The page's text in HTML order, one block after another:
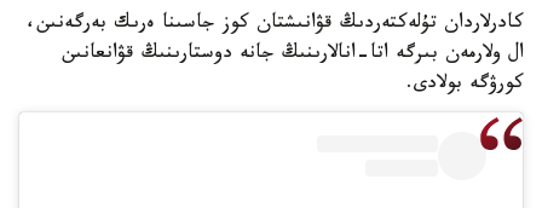
كادرلاردان تۇلەكتەردىڭ قۋانىشتان كوز جاسىنا ەرىك بەرگەنىن،
ال ولارمەن بىرگە اتا-انالارىنىڭ جانە دوستارىنىڭ قۋانعانىن
كورۋگە بولادى.